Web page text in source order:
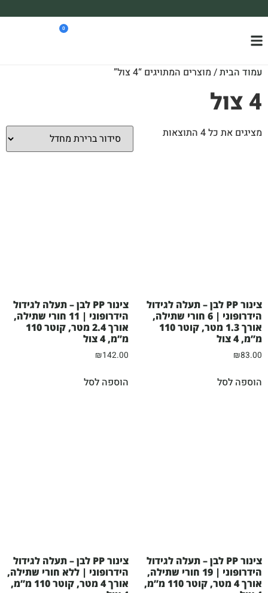
0
עמוד הבית/ מוצרים המתויגים “4 צול”
4 צול
מציגים את כל ⁦4⁩ התוצאות
צינור PP לבן – תעלה לגידול
הידרופוני | 6 חורי שתילה,
אורך 1.3 מטר, קוטר 110
מ”מ, 4 צול
₪83.00
הוספה לסל
צינור PP לבן – תעלה לגידול
הידרופוני | 11 חורי שתילה,
אורך 2.4 מטר, קוטר 110
מ”מ, 4 צול
₪142.00
הוספה לסל
צינור PP לבן – תעלה לגידול
הידרופוני | 19 חורי שתילה,
אורך 4 מטר, קוטר 110 מ”מ,
צינור PP לבן – תעלה לגידול
הידרופוני | ללא חורי שתילה,
אורך 4 מטר, קוטר 110 מ”מ,